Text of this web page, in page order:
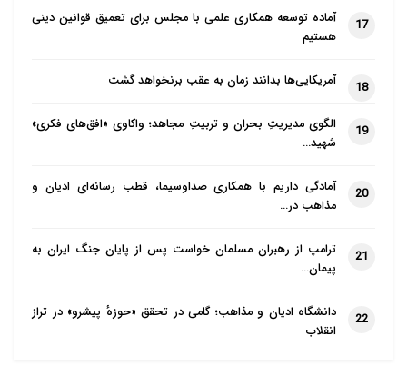
17
آماده توسعه همکاری علمی با مجلس برای تعمیق قوانین دینی
هستیم
18 آمریکایی‌ها بدانند زمان به عقب برنخواهد گشت
19
الگوی مدیریتِ بحران و تربیتِ مجاهد؛ واکاوی «افق‌های فکری»
شهید…
20
آمادگی داریم با همکاری صداوسیما، قطب رسانه‌ای ادیان و
مذاهب در…
21
ترامپ از رهبران مسلمان خواست پس از پایان جنگ ایران به
پیمان…
22
دانشگاه ادیان و مذاهب؛ گامی در تحقق «حوزهٔ پیشرو» در تراز
انقلاب